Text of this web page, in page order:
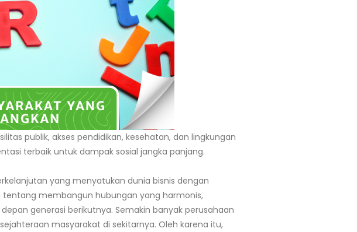
publik, akses pendidikan, kesehatan, dan lingkungan
terbaik untuk dampak sosial jangka panjang.
yang menyatukan dunia bisnis dengan
membangun hubungan yang harmonis,
generasi berikutnya. Semakin banyak perusahaan
masyarakat di sekitarnya. Oleh karena itu,